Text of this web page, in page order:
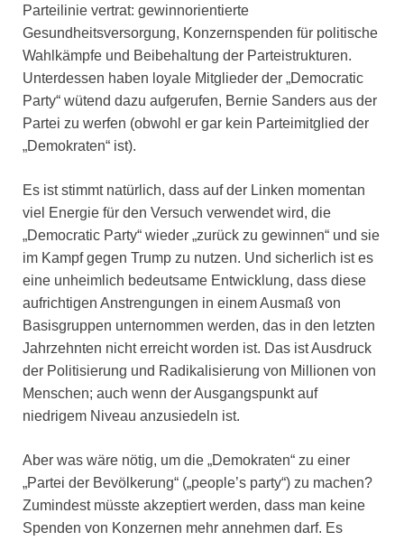
Parteilinie vertrat: gewinnorientierte
Gesundheitsversorgung, Konzernspenden für politische
Wahlkämpfe und Beibehaltung der Parteistrukturen.
Unterdessen haben loyale Mitglieder der „Democratic
Party“ wütend dazu aufgerufen, Bernie Sanders aus der
Partei zu werfen (obwohl er gar kein Parteimitglied der
„Demokraten“ ist).
Es ist stimmt natürlich, dass auf der Linken momentan
viel Energie für den Versuch verwendet wird, die
„Democratic Party“ wieder „zurück zu gewinnen“ und sie
im Kampf gegen Trump zu nutzen. Und sicherlich ist es
eine unheimlich bedeutsame Entwicklung, dass diese
aufrichtigen Anstrengungen in einem Ausmaß von
Basisgruppen unternommen werden, das in den letzten
Jahrzehnten nicht erreicht worden ist. Das ist Ausdruck
der Politisierung und Radikalisierung von Millionen von
Menschen; auch wenn der Ausgangspunkt auf
niedrigem Niveau anzusiedeln ist.
Aber was wäre nötig, um die „Demokraten“ zu einer
„Partei der Bevölkerung“ („people’s party“) zu machen?
Zumindest müsste akzeptiert werden, dass man keine
Spenden von Konzernen mehr annehmen darf. Es